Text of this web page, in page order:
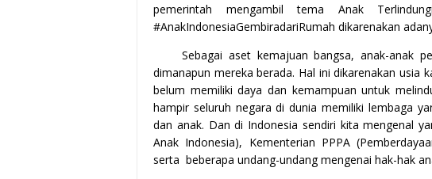
pemerintah mengambil tema Anak
#AnakIndonesiaGembiradariRumah dikarenakan
Sebagai aset kemajuan bangsa, anak-anak
dimanapun mereka berada. Hal ini dikarenakan usia
belum memiliki daya dan kemampuan untuk
hampir seluruh negara di dunia memiliki lembaga
dan anak. Dan di Indonesia sendiri kita mengenal
Anak Indonesia), Kementerian PPPA
serta beberapa undang-undang mengenai hak-hak